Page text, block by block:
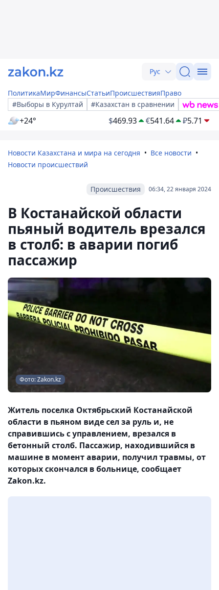
Рус
ПолитикаМирФинансыСтатьиПроисшествияПраво
#Выборы в Курултай
#Казахстан в сравнении
+24° $469.93 €541.64 ₽5.71
Новости Казахстана и мира на сегодня
Все новости
Новости происшествий
06:34, 22 января 2024
Происшествия
В Костанайской области
пьяный водитель врезался
в столб: в аварии погиб
пассажир
Фото: Zakon.kz
Житель поселка Октябрьский Костанайской
области в пьяном виде сел за руль и, не
справившись с управлением, врезался в
бетонный столб. Пассажир, находившийся в
машине в момент аварии, получил травмы, от
которых скончался в больнице, сообщает
Zakon.kz.